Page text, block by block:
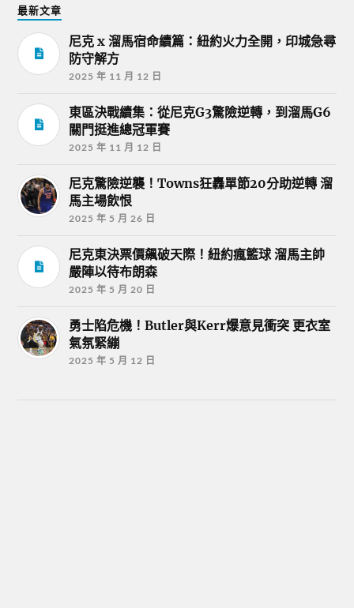
最新文章
尼克 x 溜馬宿命續篇：紐約火力全開，印城急尋
防守解方
2025 年 11 月 12 日
東區決戰續集：從尼克G3驚險逆轉，到溜馬G6
關門挺進總冠軍賽
2025 年 11 月 12 日
尼克驚險逆襲！Towns狂轟單節20分助逆轉 溜
馬主場飲恨
2025 年 5 月 26 日
尼克東決票價飆破天際！紐約瘋籃球 溜馬主帥
嚴陣以待布朗森
2025 年 5 月 20 日
勇士陷危機！Butler與Kerr爆意見衝突 更衣室
氣氛緊繃
2025 年 5 月 12 日